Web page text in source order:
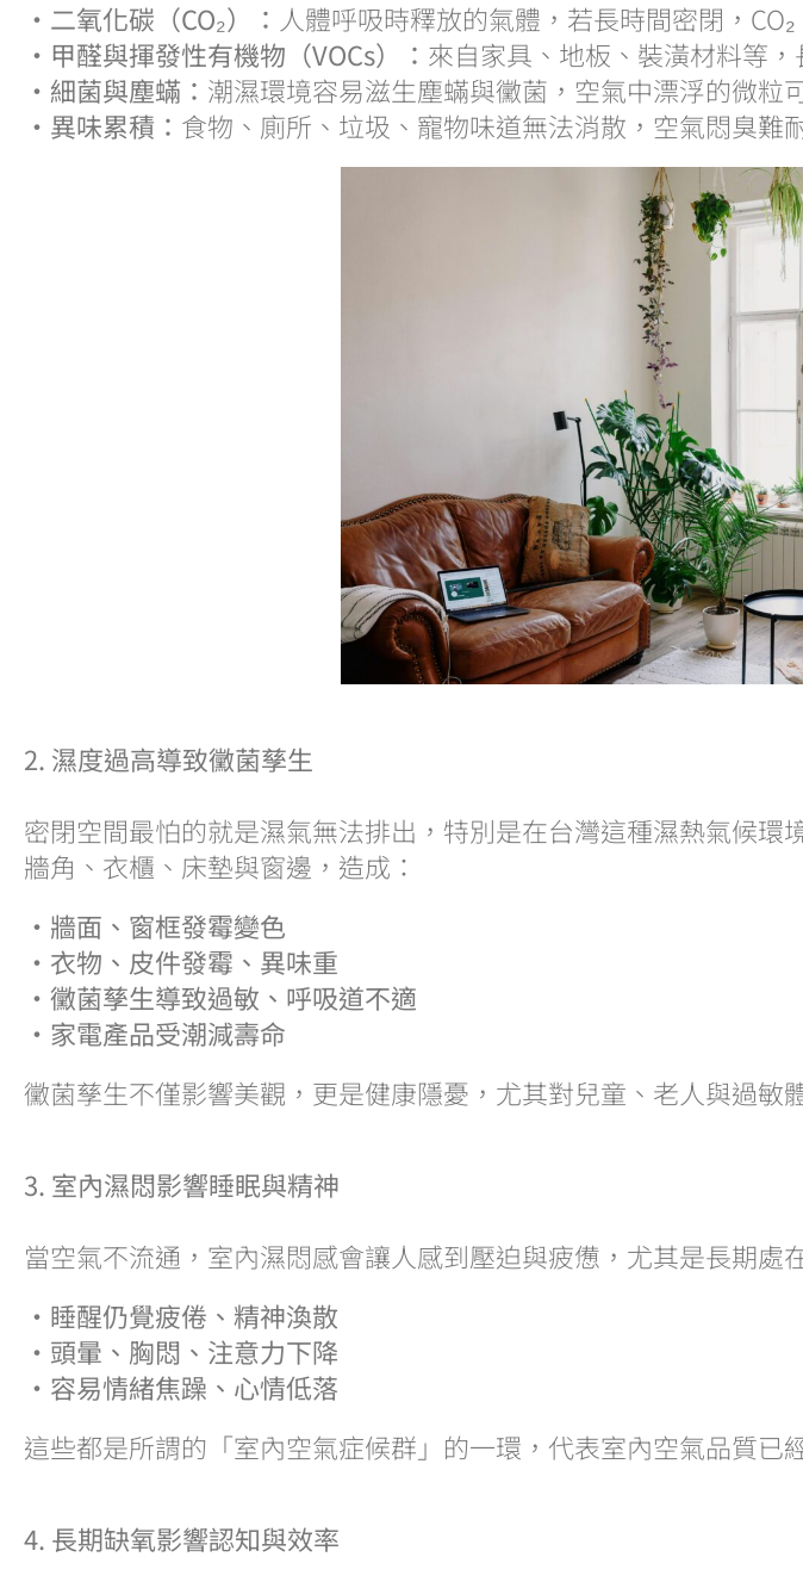
・二氧化碳（CO₂）： 人體呼吸時釋放的氣體，若長時間密閉，
・甲醛與揮發性有機物（VOCs）： 來自家具、地板、裝潢材料等
・細菌與塵蟎： 潮濕環境容易滋生塵蟎與黴菌，空氣中漂浮的微粒
・異味累積： 食物、廁所、垃圾、寵物味道無法消散，空氣悶臭難
2. 濕度過高導致黴菌孳生
密閉空間最怕的就是濕氣無法排出，特別是在台灣這種濕熱氣候
牆角、衣櫃、床墊與窗邊，造成：
・牆面、窗框發霉變色
・衣物、皮件發霉、異味重
・黴菌孳生導致過敏、呼吸道不適
・家電產品受潮減壽命
黴菌孳生不僅影響美觀，更是健康隱憂，尤其對兒童、老人與過敏
3. 室內濕悶影響睡眠與精神
當空氣不流通，室內濕悶感會讓人感到壓迫與疲憊，尤其是長期處
・睡醒仍覺疲倦、精神渙散
・頭暈、胸悶、注意力下降
・容易情緒焦躁、心情低落
這些都是所謂的「室內空氣症候群」的一環，代表室內空氣品質已
4. 長期缺氧影響認知與效率